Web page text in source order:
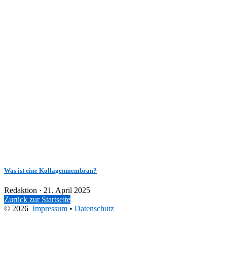
Was ist eine Kollagenmembran?
Redaktion · Veröffentlicht
am
21. April 2025
Zurück zur Startseite
© 2026 Impressum • Datenschutz